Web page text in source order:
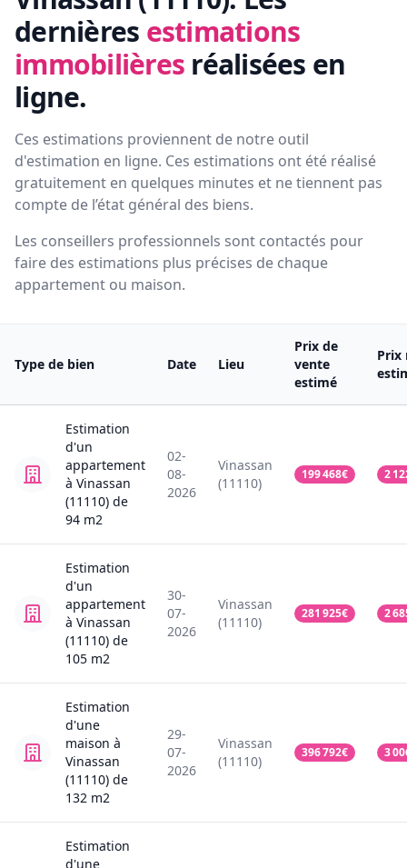
dernières estimations
immobilières réalisées en
ligne.
Ces estimations proviennent de notre outil
d'estimation en ligne. Ces estimations ont été réalisé
gratuitement en quelques minutes et ne tiennent pas
compte de l’état général des biens.
Les conseillers professionnels sont contactés pour
faire des estimations plus précises de chaque
appartement ou maison.
Type de bien Date Lieu
Prix de
vente
estimé
Prix
Estimation
d'un
appartement
à Vinassan
(11110) de
94 m2
02-
08-
2026
Vinassan
(11110)
199 468€ 2
Estimation
d'un
appartement
à Vinassan
(11110) de
105 m2
30-
07-
2026
Vinassan
(11110)
281 925€ 2
Estimation
d'une
maison à
Vinassan
(11110) de
132 m2
29-
07-
2026
Vinassan
(11110)
396 792€ 3
Estimation
d'une